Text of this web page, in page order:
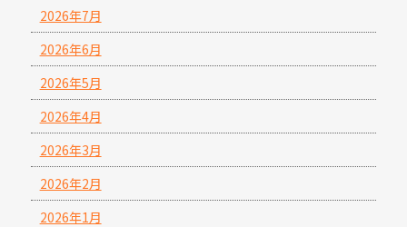
2026年7月
2026年6月
2026年5月
2026年4月
2026年3月
2026年2月
2026年1月